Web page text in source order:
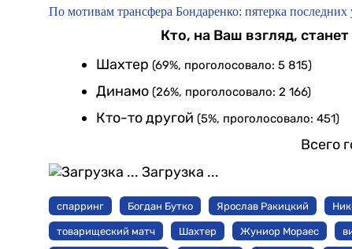
По мотивам трансфера Бондаренко: пятерка
Кто, на Ваш взгляд,
Шахтер (69%, проголосовало: 5 815)
Динамо (26%, проголосовало: 2 166)
Кто-то другой (5%, проголосовало: 451)
Всего
Загрузка ...
спарринг Богдан Бутко Ярослав Ракицкий
товарищеский матч Шахтер Жуниор Мораес